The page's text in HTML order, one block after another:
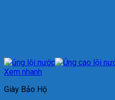
Xem nhanh
Giày Bảo Hộ